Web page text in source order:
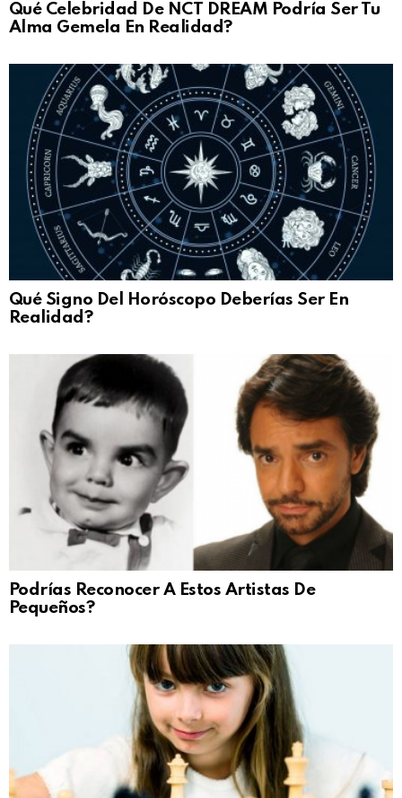
Qué Celebridad De NCT DREAM Podría Ser Tu
Alma Gemela En Realidad?
Qué Signo Del Horóscopo Deberías Ser En
Realidad?
Podrías Reconocer A Estos Artistas De
Pequeños?